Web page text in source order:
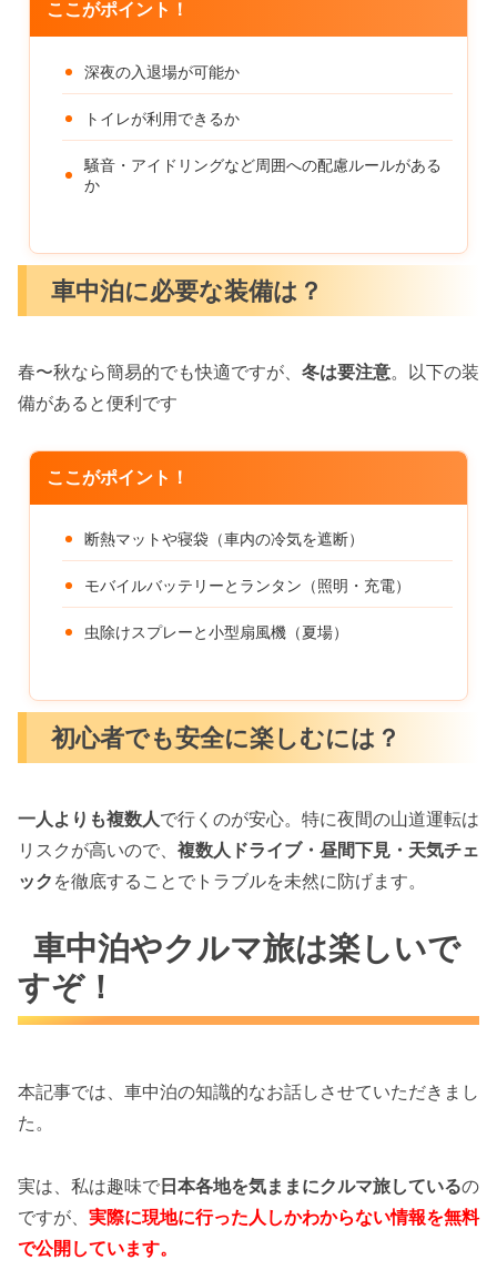
ここがポイント！
深夜の入退場が可能か
トイレが利用できるか
騒音・アイドリングなど周囲への配慮ルールがある
か
車中泊に必要な装備は？
春〜秋なら簡易的でも快適ですが、 冬は要注意。以下の装
備があると便利です
ここがポイント！
断熱マットや寝袋（車内の冷気を遮断）
モバイルバッテリーとランタン（照明・充電）
虫除けスプレーと小型扇風機（夏場）
初心者でも安全に楽しむには？
一人よりも複数人で行くのが安心。特に夜間の山道運転は
リスクが高いので、 複数人ドライブ・昼間下見・天気チェ
ック を徹底することでトラブルを未然に防げます。
車中泊やクルマ旅は楽しいで
すぞ！
本記事では、車中泊の知識的なお話しさせていただきまし
た。
実は、私は趣味で日本各地を気ままにクルマ旅しているの
ですが、 実際に現地に行った人しかわからない情報を無料
で公開しています。